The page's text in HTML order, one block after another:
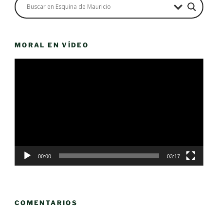
MORAL EN VÍDEO
00:00 03:17
COMENTARIOS